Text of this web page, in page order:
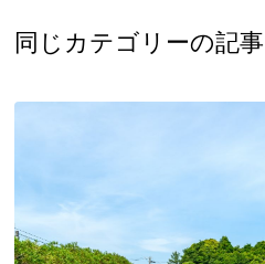
同じカテゴリーの記事